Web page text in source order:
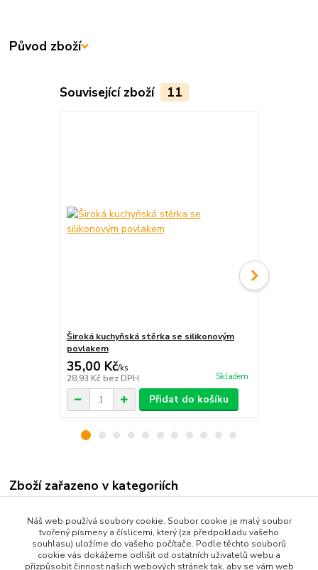
Původ zboží
Související zboží 11
Široká kuchyňská stěrka se silikonovým
povlakem
35,00 Kč/ks
28,93 Kč bez DPH Skladem
Přidat do košíku
Zboží zařazeno v kategoriích
Dům a Zahrada
Bytové Doplňky
Náš web používá soubory cookie. Soubor cookie je malý soubor
tvořený písmeny a číslicemi, který (za předpokladu vašeho
souhlasu) uložíme do vašeho počítače. Podle těchto souborů
cookie vás dokážeme odlišit od ostatních uživatelů webu a
přizpůsobit činnost našich webových stránek tak, aby se vám web